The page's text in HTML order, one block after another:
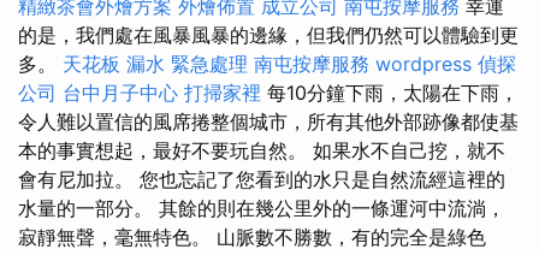
精緻茶會外燴方案 外燴佈置 成立公司 南屯按摩服務 幸運
的是，我們處在風暴風暴的邊緣，但我們仍然可以體驗到更
多。 天花板 漏水 緊急處理 南屯按摩服務 wordpress 偵探
公司 台中月子中心 打掃家裡 每10分鐘下雨，太陽在下雨，
令人難以置信的風席捲整個城市，所有其他外部跡像都使基
本的事實想起，最好不要玩自然。 如果水不自己挖，就不
會有尼加拉。 您也忘記了您看到的水只是自然流經這裡的
水量的一部分。 其餘的則在幾公里外的一條運河中流淌，
寂靜無聲，毫無特色。 山脈數不勝數，有的完全是綠色